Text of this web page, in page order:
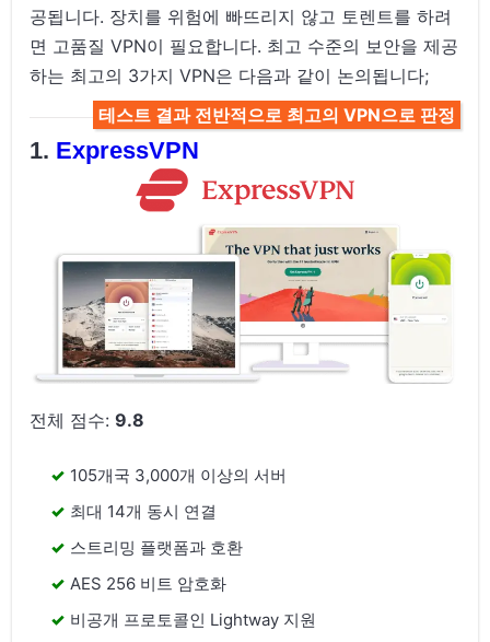
공됩니다. 장치를 위험에 빠뜨리지 않고 토렌트를 하려
면 고품질 VPN이 필요합니다. 최고 수준의 보안을 제공
하는 최고의 3가지 VPN은 다음과 같이 논의됩니다;
테스트 결과 전반적으로 최고의 VPN으로 판정
ExpressVPN
전체 점수:9.8
105개국 3,000개 이상의 서버
최대 14개 동시 연결
스트리밍 플랫폼과 호환
AES 256 비트 암호화
비공개 프로토콜인 Lightway 지원